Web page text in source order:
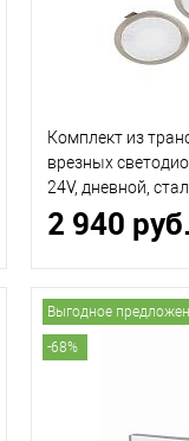
Комплект из
врезных
24V, дневной,
(ФОРМА Э
2 940 руб.
Выгодное
-68%